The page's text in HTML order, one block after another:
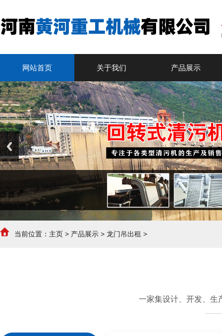
网站首页 关于我们 产品展示
当前位置： 主页 > 产品展示 > 龙门吊出租 >
一家集设计、开发、生